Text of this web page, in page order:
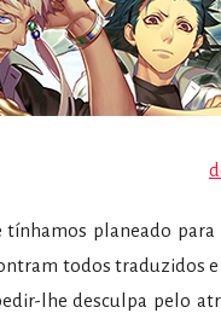
tínhamos planeado
todos traduzidos
lhe desculpa pelo